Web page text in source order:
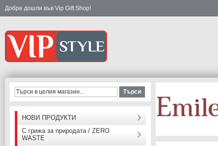
Добре дошли във Vip Gift Shop!
Търси
НОВИ ПРОДУКТИ
С грижа за природата / ZERO
WASTE